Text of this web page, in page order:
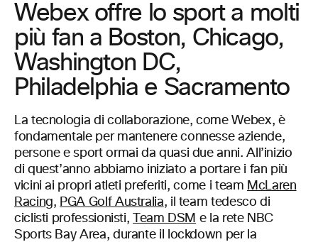
Webex offre lo sport a molti
più fan a Boston, Chicago,
Washington DC,
Philadelphia e Sacramento
La tecnologia di collaborazione, come Webex, è
fondamentale per mantenere connesse aziende,
persone e sport ormai da quasi due anni. All’inizio
di quest’anno abbiamo iniziato a portare i fan più
vicini ai propri atleti preferiti, come i team McLaren
Racing, PGA Golf Australia, il team tedesco di
ciclisti professionisti,
Team DSM e la rete NBC
Sports Bay Area, durante il lockdown per la